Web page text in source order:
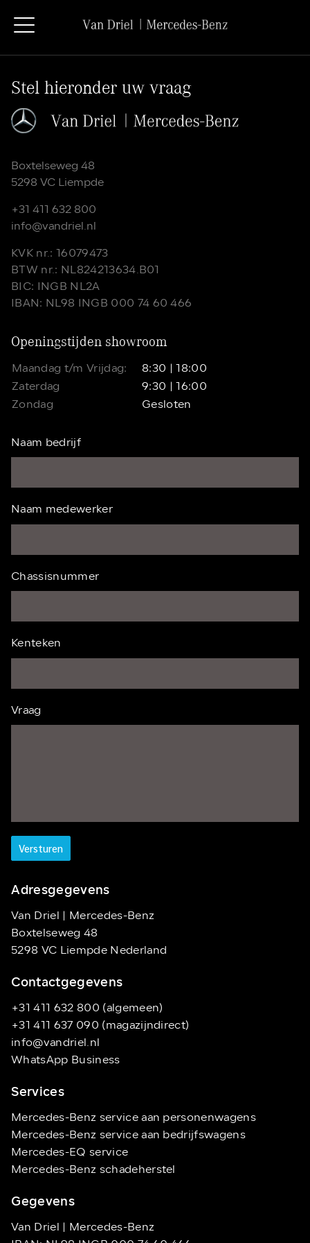
Stel hieronder uw vraag
Boxtelseweg 48
5298 VC Liempde
+31 411 632 800
info@vandriel.nl
KVK nr.: 16079473
BTW nr.: NL824213634.B01
BIC: INGB NL2A
IBAN: NL98 INGB 000 74 60 466
Openingstijden showroom
Maandag t/m Vrijdag:
8:30 | 18:00
Zaterdag
9:30 | 16:00
Zondag
Gesloten
Naam bedrijf
Naam medewerker
Chassisnummer
Kenteken
Vraag
Versturen
Adresgegevens
Van Driel | Mercedes-Benz
Boxtelseweg 48
5298 VC Liempde Nederland
Contactgegevens
+31 411 632 800 (algemeen)
+31 411 637 090 (magazijndirect)
info@vandriel.nl
WhatsApp Business
Services
Mercedes-Benz service aan personenwagens
Mercedes-Benz service aan bedrijfswagens
Mercedes-EQ service
Mercedes-Benz schadeherstel
Gegevens
Van Driel | Mercedes-Benz